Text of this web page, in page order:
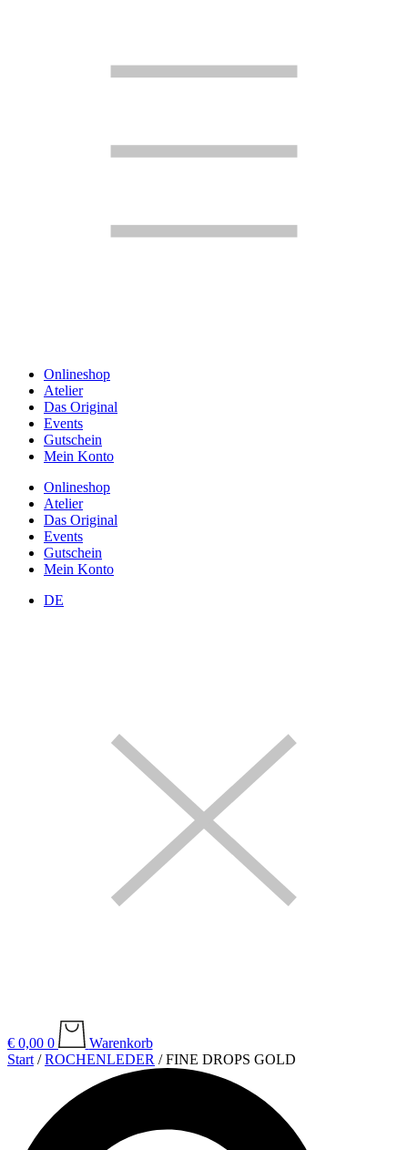
Onlineshop
Atelier
Das Original
Events
Gutschein
Mein Konto
Onlineshop
Atelier
Das Original
Events
Gutschein
Mein Konto
DE
€ 0,00 0
Warenkorb
Start/ROCHENLEDER / FINE DROPS GOLD